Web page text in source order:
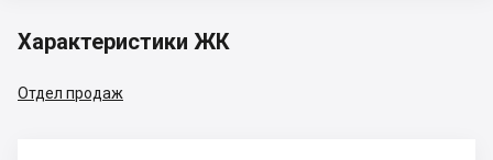
Характеристики ЖК
Отдел продаж